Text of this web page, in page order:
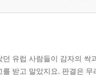
던 유럽 사람들이 감자의
를 받고 말았지요. 판결은 무